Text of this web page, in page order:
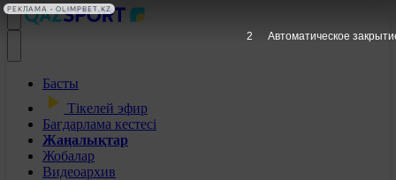
Басты
Тікелей эфир
Бағдарлама кестесі
Жаңалықтар
Жобалар
Видеоархив
1 Автоматическое
РЕКЛАМА • OLIMPBET.KZ